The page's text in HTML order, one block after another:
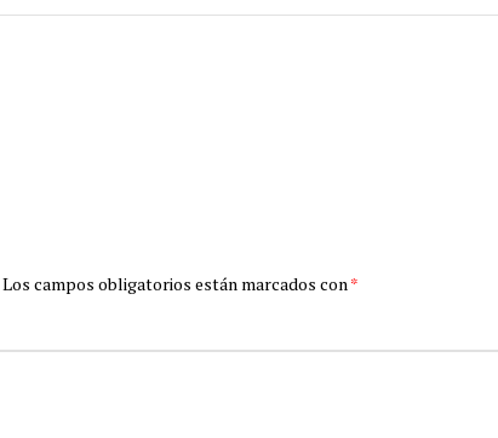
Los campos obligatorios están marcados con*